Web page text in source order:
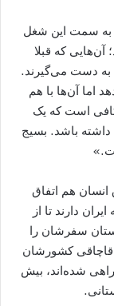
به سمت این شغل
که قبلا
به دست می‌گیرند.
اما آن‌ها با هم
است که یک
باشد. بسیج
انسان هم اتفاق
دارند تا از
سفرشان را
قاچاقی کشورشان
راهی شده‌اند، بیش